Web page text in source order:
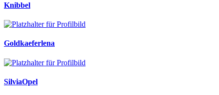
Knibbel
Goldkaeferlena
SilviaOpel